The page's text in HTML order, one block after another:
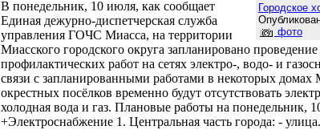
Городское
фото
В понедельник, 10 июля, как сообщает
Единая дежурно-диспетчерская служба
управления ГОЧС Миасса, на территории
Миасского городского округа запланировано
профилактических работ на сетях электро-, водо- и
связи с запланированными работами в некоторых домах
окрестных посёлков временно будут отсутствовать
холодная вода и газ. Плановые работы на понедельник,
+Электроснабжение 1. Центральная часть города: -